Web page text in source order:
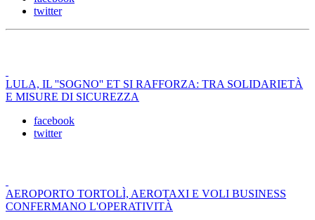
twitter
LULA, IL ''SOGNO'' ET SI RAFFORZA: TRA SOLIDARIETÀ
E MISURE DI SICUREZZA
facebook
twitter
AEROPORTO TORTOLÌ, AEROTAXI E VOLI BUSINESS
CONFERMANO L'OPERATIVITÀ